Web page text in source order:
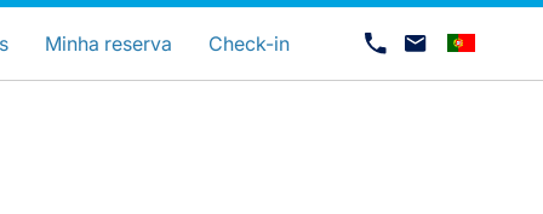
Minha reserva Check-in